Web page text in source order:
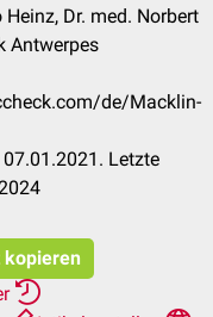
Dr. med. Norbert
Antwerpes
de/Macklin-
Letzte
kopieren